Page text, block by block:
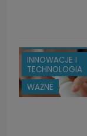
INNOWACJE I
TECHNOLOGIA
WAŻNE